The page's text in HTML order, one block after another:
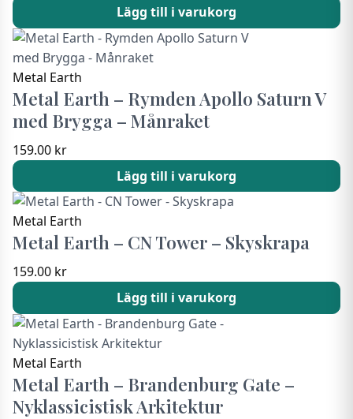
Lägg till i varukorg
Metal Earth
Metal Earth – Rymden Apollo Saturn V
med Brygga – Månraket
159.00 kr
Lägg till i varukorg
Metal Earth
Metal Earth – CN Tower – Skyskrapa
159.00 kr
Lägg till i varukorg
Metal Earth
Metal Earth – Brandenburg Gate –
Nyklassicistisk Arkitektur